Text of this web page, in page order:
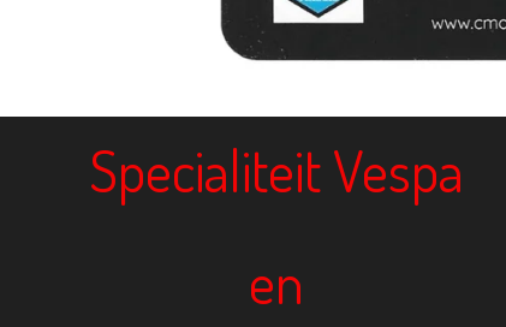
Specialiteit Vespa
en